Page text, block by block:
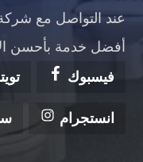
عند التواصل مع
أفضل خدمة بأحسن
فيسبوك
انستجرام